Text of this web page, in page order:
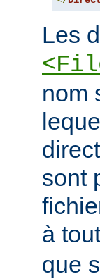
Les
nom
sont
à
que